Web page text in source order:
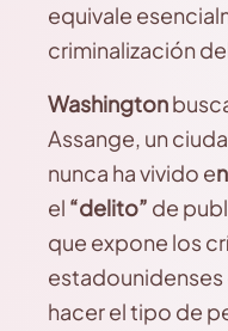
equivale
criminalización
Washington
Assange, un
nunca ha vivido e
el “delito” de
que expone los
estadounidenses
hacer el tipo de